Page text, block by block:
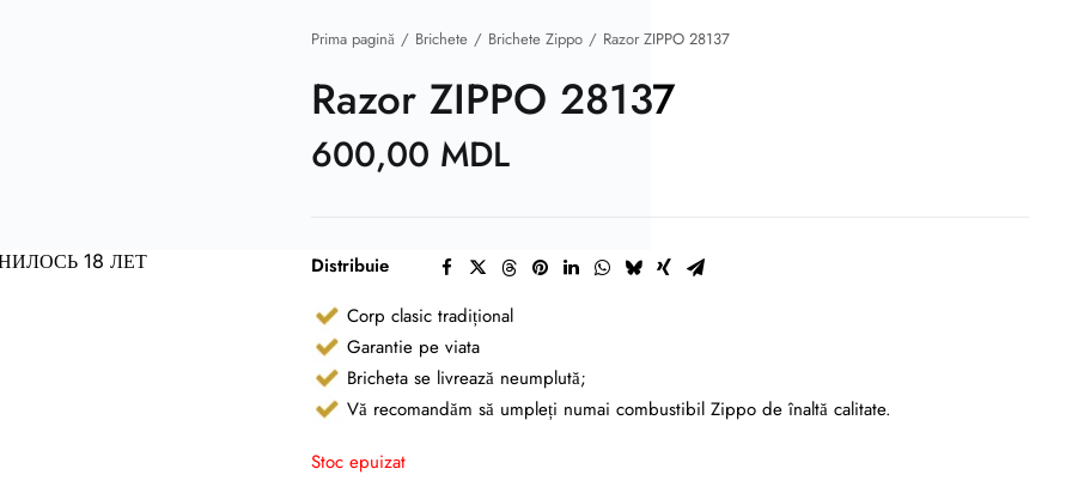
Prima pagină Brichete Brichete Zippo Razor ZIPPO 28137
Razor ZIPPO 28137
600,00 MDL
Distribuie
Corp clasic tradițional
Garantie pe viata
Bricheta se livrează neumplută;
Vă recomandăm să umpleți numai combustibil Zippo de înaltă calitate.
Stoc epuizat
18 ЛЕТ